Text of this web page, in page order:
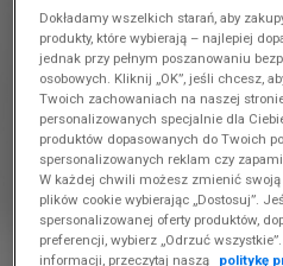
Dokładamy wszelkich starań, aby
produkty, które wybierają – najlepiej
jednak przy pełnym poszanowaniu
osobowych. Kliknij „OK”, jeśli chcesz,
Twoich zachowaniach na naszej
personalizowanych specjalnie dla
produktów dopasowanych do Twoich
spersonalizowanych reklam czy
W każdej chwili możesz zmienić
plików cookie wybierając „Dostosuj”.
spersonalizowanej oferty produktów,
preferencji, wybierz „Odrzuć
informacji, przeczytaj naszą
politykę